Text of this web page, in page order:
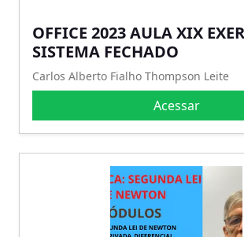
OFFICE 2023 AULA XIX
SISTEMA FECHADO
Carlos Alberto Fialho Thompson Leite
Acessar